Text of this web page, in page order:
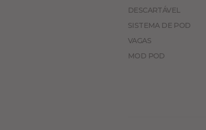
DESCARTÁVEL
SISTEMA DE POD
VAGAS
MOD POD